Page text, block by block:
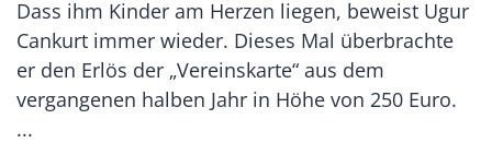
Dass ihm Kinder am Herzen liegen, beweist Ugur
Cankurt immer wieder. Dieses Mal überbrachte
er den Erlös der „Vereinskarte“ aus dem
vergangenen halben Jahr in Höhe von 250 Euro.
...